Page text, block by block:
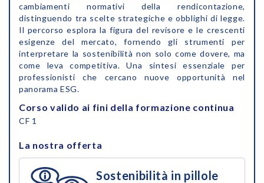
cambiamenti normativi della rendicontazione,
distinguendo tra scelte strategiche e obblighi di legge.
Il percorso esplora la figura del revisore e le crescenti
esigenze del mercato, fornendo gli strumenti per
interpretare la sostenibilità non solo come dovere, ma
come leva competitiva. Una sintesi essenziale per
professionisti che cercano nuove opportunità nel
panorama ESG.
Corso valido ai fini della formazione continua
CF 1
La nostra offerta
Sostenibilità in pillole